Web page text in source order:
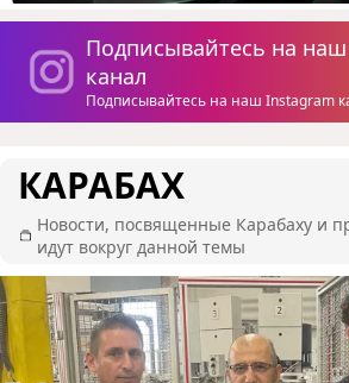
Подписывайтесь на
канал
Подписывайтесь на наш Instagram
КАРАБАХ
Новости, посвященные Карабаху и
идут вокруг данной темы